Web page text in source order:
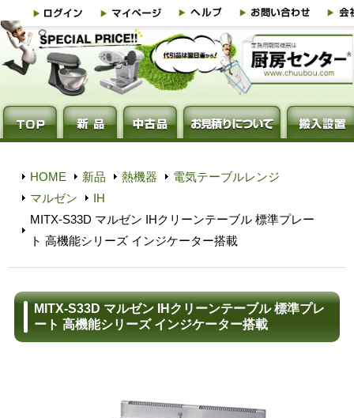
HOME 新品 熱機器
電気テーブルレンジ
マルゼン
IH
MITX-S33D マルゼン IHクリーンテーブル 標準プレー
ト 高機能シリーズ インジケーター搭載
MITX-S33D マルゼン IHクリーンテーブル 標準プレ
ート 高機能シリーズ インジケーター搭載